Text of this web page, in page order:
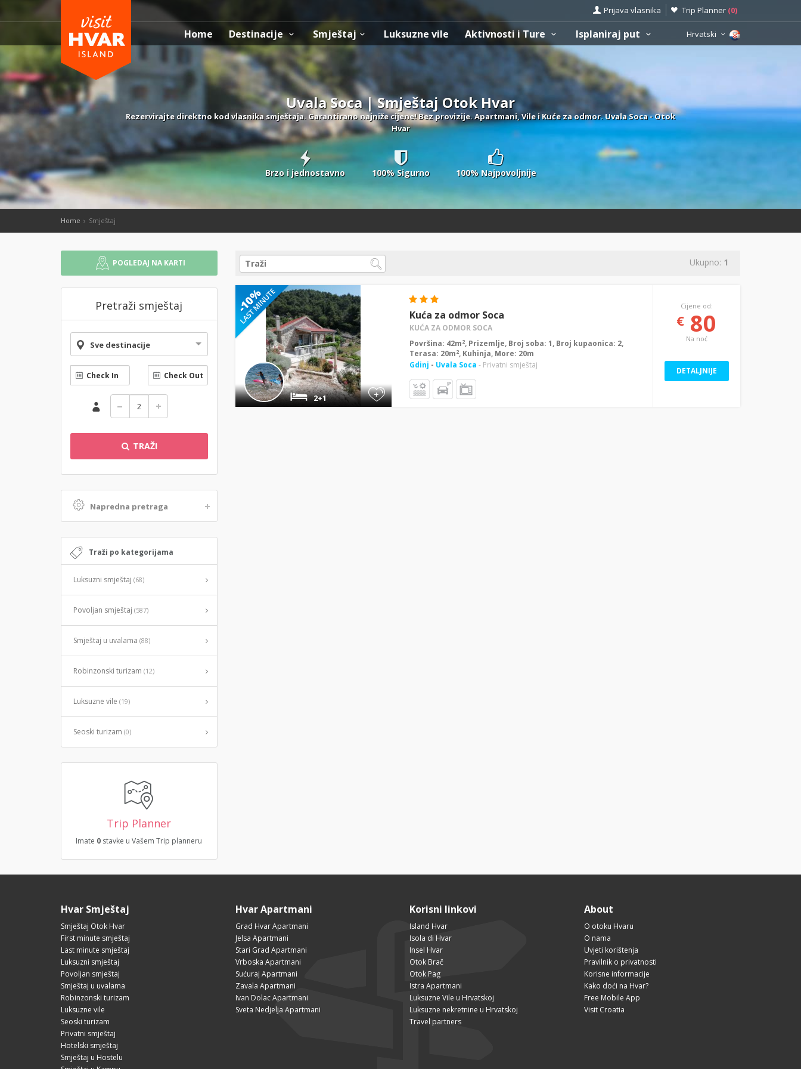
Prijava vlasnika Trip Planner (0)
Home Destinacije Smještaj Luksuzne vile Aktivnosti i Ture Isplaniraj put Hrvatski
Uvala Soca | Smještaj Otok Hvar
Rezervirajte direktno kod vlasnika smještaja. Garantirano najniže cijene! Bez provizije. Apartmani, Vile i Kuće za odmor. Uvala Soca - Otok
Hvar
Brzo i jednostavno 100% Sigurno 100% Najpovoljnije
Home Smještaj
POGLEDAJ NA KARTI
Pretraži smještaj
Sve destinacije
TRAŽI
Napredna pretraga
Traži po kategorijama
Luksuzni smještaj (68)
Povoljan smještaj (587)
Smještaj u uvalama (88)
Robinzonski turizam (12)
Luksuzne vile (19)
Seoski turizam (0)
Trip Planner
Imate 0 stavke u Vašem Trip planneru
Ukupno: 1
+
2+1
Kuća za odmor Soca
KUĆA ZA ODMOR SOCA
Površina: 42m2, Prizemlje, Broj soba: 1, Broj kupaonica: 2,
Terasa: 20m2, Kuhinja, More: 20m
Gdinj - Uvala Soca - Privatni smještaj
Cijene od:
€ 80
Na noć
DETALJNIJE
Hvar Smještaj
Smještaj Otok Hvar
First minute smještaj
Last minute smještaj
Luksuzni smještaj
Povoljan smještaj
Smještaj u uvalama
Robinzonski turizam
Luksuzne vile
Seoski turizam
Privatni smještaj
Hotelski smještaj
Smještaj u Hostelu
Hvar Apartmani
Grad Hvar Apartmani
Jelsa Apartmani
Stari Grad Apartmani
Vrboska Apartmani
Sućuraj Apartmani
Zavala Apartmani
Ivan Dolac Apartmani
Sveta Nedjelja Apartmani
Korisni linkovi
Island Hvar
Isola di Hvar
Insel Hvar
Otok Brač
Otok Pag
Istra Apartmani
Luksuzne Vile u Hrvatskoj
Luksuzne nekretnine u Hrvatskoj
Travel partners
About
O otoku Hvaru
O nama
Uvjeti korištenja
Pravilnik o privatnosti
Korisne informacije
Kako doći na Hvar?
Free Mobile App
Visit Croatia